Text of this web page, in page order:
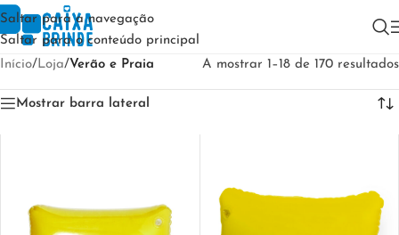
Saltar para a navegação
Saltar para o conteúdo principal
Início/Loja/Verão e Praia A mostrar 1–18 de 170 resultados
Mostrar barra lateral